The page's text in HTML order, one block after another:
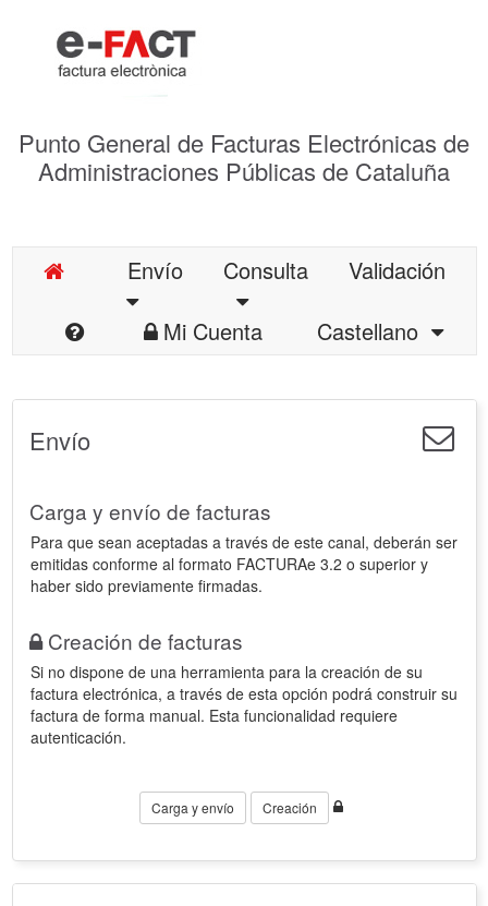
Punto General de Facturas Electrónicas de
Administraciones Públicas de Cataluña
Envío Consulta
Validación
Mi Cuenta
Castellano
Envío
Carga y envío de facturas
Para que sean aceptadas a través de este canal, deberán ser
emitidas conforme al formato FACTURAe 3.2 o superior y
haber sido previamente firmadas.
Creación de facturas
Si no dispone de una herramienta para la creación de su
factura electrónica, a través de esta opción podrá construir su
factura de forma manual. Esta funcionalidad requiere
autenticación.
Carga y envío Creación